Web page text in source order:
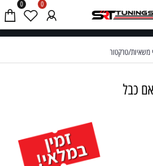
0 0
משאיות/טרקטור